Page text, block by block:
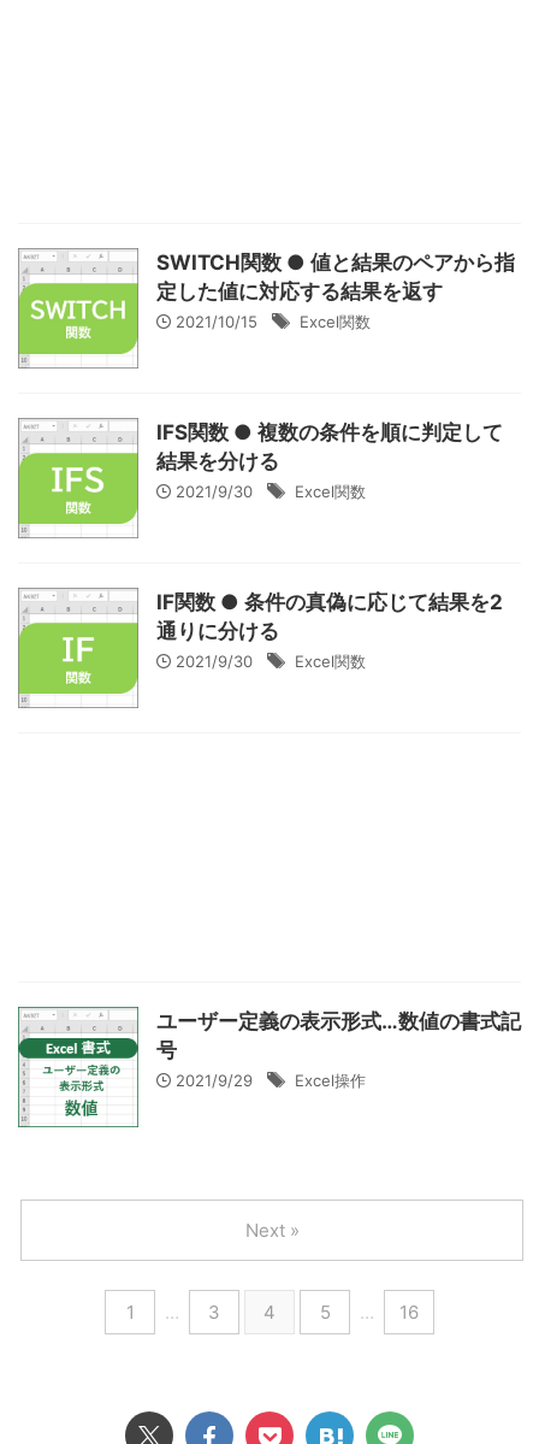
SWITCH関数 ● 値と結果のペアから指
定した値に対応する結果を返す
2021/10/15 Excel関数
IFS関数 ● 複数の条件を順に判定して
結果を分ける
2021/9/30 Excel関数
IF関数 ● 条件の真偽に応じて結果を2
通りに分ける
2021/9/30 Excel関数
ユーザー定義の表示形式…数値の書式記
号
2021/9/29 Excel操作
1 … 3 4 5 … 16
Next »